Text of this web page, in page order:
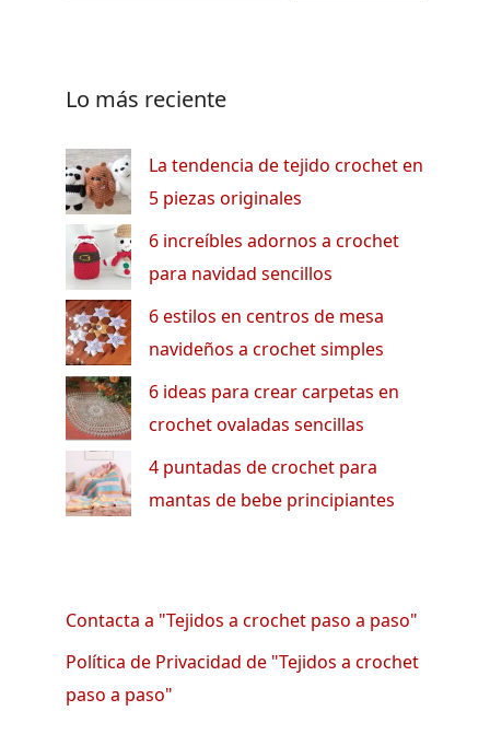
Lo más reciente
La tendencia de tejido crochet en
5 piezas originales
6 increíbles adornos a crochet
para navidad sencillos
6 estilos en centros de mesa
navideños a crochet simples
6 ideas para crear carpetas en
crochet ovaladas sencillas
4 puntadas de crochet para
mantas de bebe principiantes
Contacta a "Tejidos a crochet paso a paso"
Política de Privacidad de "Tejidos a crochet
paso a paso"